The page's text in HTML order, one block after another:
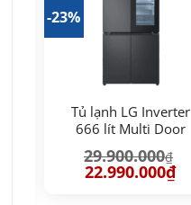
-23%
Tủ lạnh LG Inverter
666 lít Multi Door
29.900.000₫
Giá
gốc
22.990.000₫Giá